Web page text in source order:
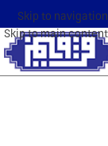
Skip to navigation
Skip to main content